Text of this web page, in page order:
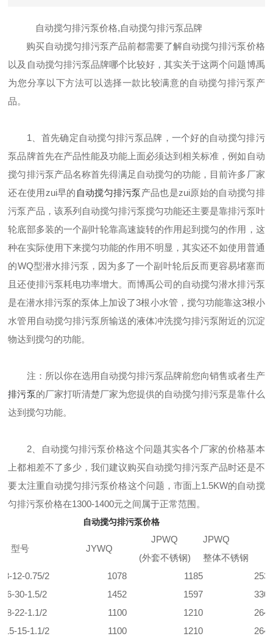
自动搅匀排污泵价格,自动搅匀排污泵品牌
购买自动搅匀排污泵产品前都需要了解自动搅匀排污泵价格
以及自动搅匀排污泵品牌哪个比较好，其实关于这两个问题博禹
为您分享以下方法可以选择一款比较满意的自动搅匀排污泵产
品。
1、首先确定自动搅匀排污泵品牌，一个好的自动搅匀排污
泵品牌首先在产品性能及功能上面必须达到相关标准，例如自动
搅匀排污泵产品名称首先得满足自动搅匀的功能，目前许多厂家
还在使用zui早的 自动搅匀排污泵产品也是zui原始的自动搅匀排
污泵产品，该系列自动搅匀排污泵搅匀功能还主要是靠排污泵叶
轮底部多装的一个副叶轮靠高速旋转的作用起到搅匀的作用，这
种在实际使用下来搅匀功能的作用不明显，其实还不如使用普通
的WQ型潜水排污泵，因为多了一个副叶轮后反而更容易堵塞而
且还使排污泵耗电功率增大。而博禹公司的自动搅匀潜水排污泵
是在潜水排污泵的泵体上加设了3根小水管，搅匀功能靠这3根小
水管用自动搅匀排污泵所输送的液体冲洗搅匀排污泵附近的沉淀
物达到搅匀的功能。
注：所以你在选用自动搅匀排污泵品牌前您向销售或者生产
排污泵的厂家打听清楚厂家为您提供的自动搅匀排污泵是靠什么
达到搅匀功能。
2、自动搅匀排污泵价格这个问题其实各个厂家的价格基本
上都相差不了多少，我们建议购买自动搅匀排污泵产品时还是不
要太注重自动搅匀排污泵价格这个问题，市面上1.5KW的自动搅
匀排污泵价格在1300-1400元之间属于正常范围。
自动搅匀排污泵价格
型号 JYWQ
JPWQ
(外套不锈钢)
JPWQ
整体不锈钢
8-12-0.75/2
1078 1185
2530
6-30-1.5/2
1452 1597
3300
8-22-1.1/2
1100 1210
2640
15-15-1.1/2
1100 1210
2640